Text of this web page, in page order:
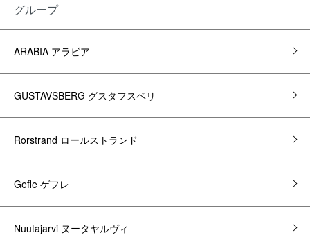
グループ
ARABIA アラビア
GUSTAVSBERG グスタフスベリ
Rorstrand ロールストランド
Gefle ゲフレ
Nuutajarvi ヌータヤルヴィ